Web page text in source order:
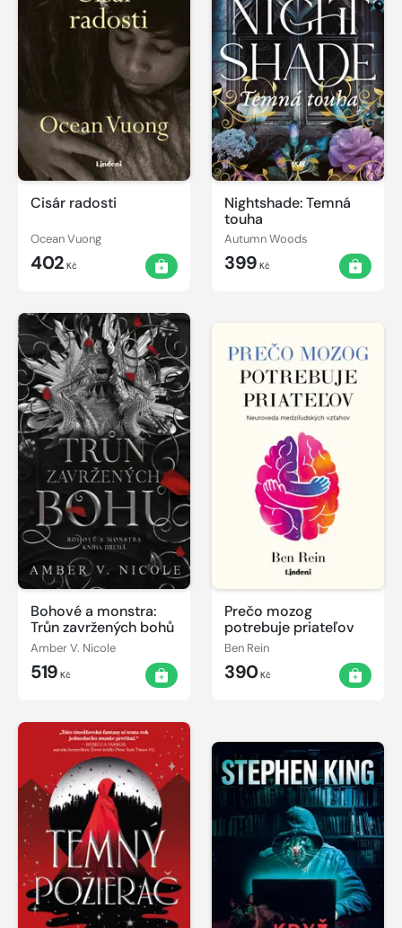
Cisár radosti
Ocean Vuong
402 Kč
Nightshade: Temná
touha
Autumn Woods
399 Kč
Bohové a monstra:
Trůn zavržených bohů
Amber V. Nicole
519 Kč
Prečo mozog
potrebuje priateľov
Ben Rein
390Kč